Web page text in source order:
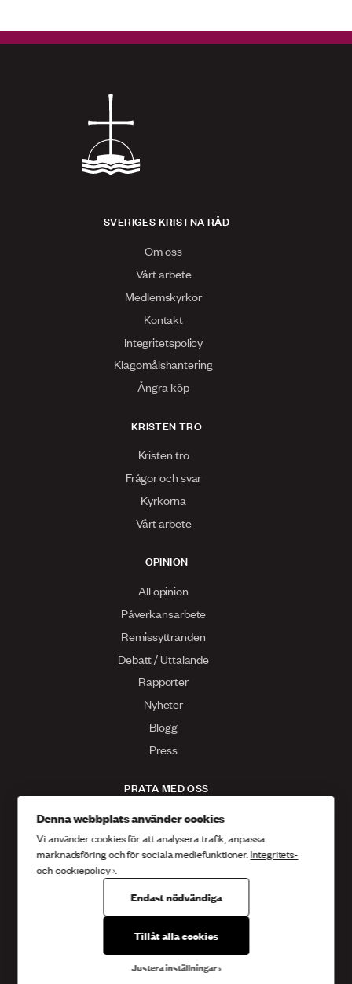
SVERIGES KRISTNA RÅD
Om oss
Vårt arbete
Medlemskyrkor
Kontakt
Integritetspolicy
Klagomålshantering
Ångra köp
KRISTEN TRO
Kristen tro
Frågor och svar
Kyrkorna
Vårt arbete
OPINION
All opinion
Påverkansarbete
Remissyttranden
Debatt / Uttalande
Rapporter
Nyheter
Blogg
Press
PRATA MED OSS
Kontakta oss
Facebook
Twitter
Sveriges kristna råd
Box 14038 167 14 , Bromma Gustavslundsvägen 18
Denna webbplats använder cookies
Vi använder cookies för att analysera trafik, anpassa
marknadsföring och för sociala mediefunktioner.Integritets-
och cookiepolicy ›.
Endast nödvändiga
Tillåt alla cookies
Justera inställningar